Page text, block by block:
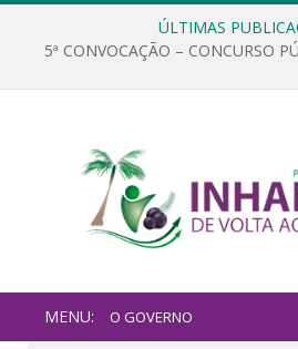
ÚLTIMAS
5ª CONVOCAÇÃO – CONCURSO
MENU: O GOVERNO